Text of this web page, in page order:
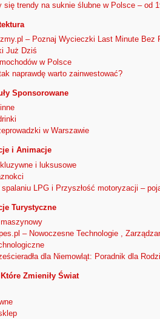
się trendy na suknie ślubne w Polsce – od
– Poznaj Wycieczki Last Minute Bez
Już Dziś
w Polsce
naprawdę warto zainwestować?
Sponsorowane
w Warszawie
i Animacje
i luksusowe
LPG i Przyszłość motoryzacji –
Turystyczne
– Nowoczesne Technologie ,
dla Niemowląt: Poradnik dla
Zmieniły Świat